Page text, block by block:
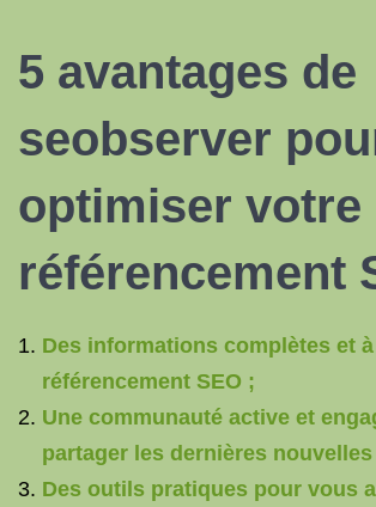
5 avantages de
seobserver
optimiser votre
référencement
Des informations complètes et
référencement SEO ;
Une communauté active et
partager les dernières
Des outils pratiques pour vous